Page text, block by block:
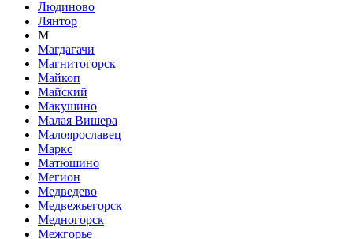
Людиново
Лянтор
М
Магдагачи
Магнитогорск
Майкоп
Майский
Макушино
Малая Вишера
Малоярославец
Маркс
Матюшино
Мегион
Медведево
Медвежьегорск
Медногорск
Межгорье